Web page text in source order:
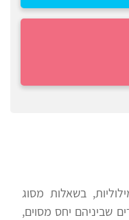
בשאלות מסוג
שביניהם יחס מסוים,